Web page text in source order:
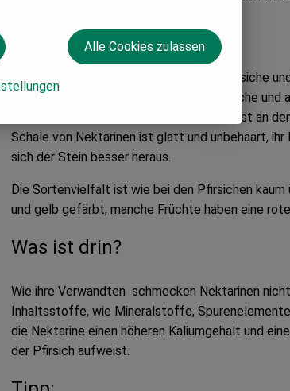
Wie sieht´s aus?
Die Nektarine gehört zur Gattung der Pfirsiche
ähnlichem Aussehen und Größe wie Pfirsiche und
Blättern ist der Unterschied zu diesem erst an
Schale von Nektarinen ist glatt und unbehaart,
sich der Stein besser heraus.
Die Sortenvielfalt ist wie bei den Pfirsichen
und gelb gefärbt, manche Früchte haben eine
Was ist drin?
Wie ihre Verwandten schmecken Nektarinen
Inhaltsstoffe, wie Mineralstoffe,
die Nektarine einen höheren Kaliumgehalt und
der Pfirsich aufweist.
Alle Cookies zulassen